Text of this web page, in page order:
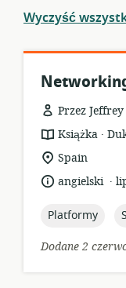
Wyczyść
Przez
format
zasobów:
Książka .
istotna
lokalizacja:
Spain
język:angielski .
data
topic:
Platformy
Dodane 2